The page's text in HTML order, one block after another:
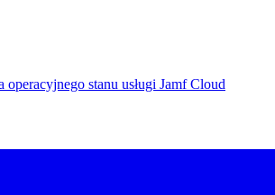
stanu usługi Jamf Cloud